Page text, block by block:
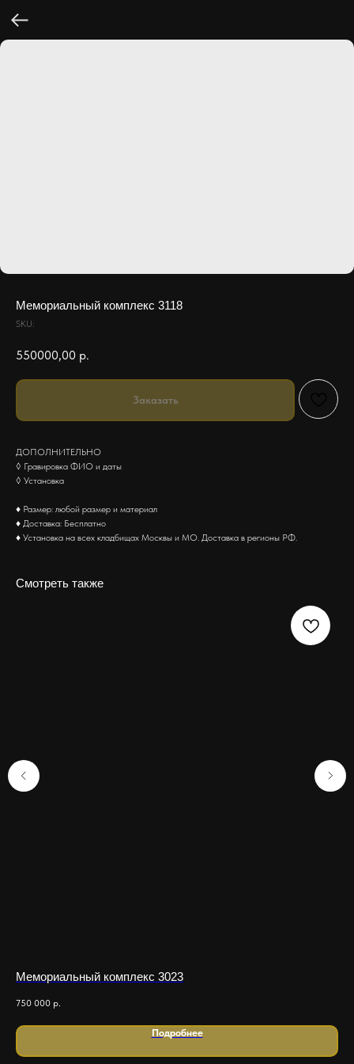
Мемориальный комплекс 3118
SKU:
550000,00 р.
Заказать
ДОПОЛНИТЕЛЬНО
◊ Гравировка ФИО и даты
◊ Установка
♦ Размер: любой размер и материал
♦ Доставка: Бесплатно
♦ Установка на всех кладбищах Москвы и МО. Доставка в регионы РФ.
Смотреть также
Мемориальный комплекс 3023
750 000 р.
Подробнее